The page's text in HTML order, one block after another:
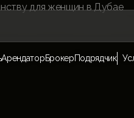
АрендаторБрокерПодрядчик